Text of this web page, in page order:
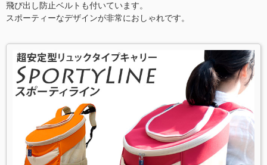
飛び出し防止ベルトも付いています。
スポーティーなデザインが非常におしゃれです。